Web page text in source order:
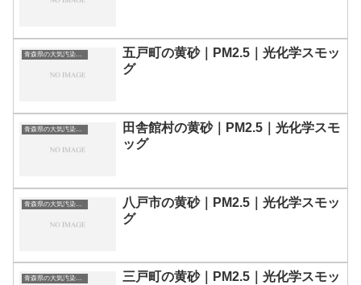
青森県の大気汚染・PM2.5・黄砂・エアロゾルの数値
五戸町の黄砂｜PM2.5｜光化学スモッ
グ
青森県の大気汚染・PM2.5・黄砂・エアロゾルの数値
田舎館村の黄砂｜PM2.5｜光化学スモ
ッグ
青森県の大気汚染・PM2.5・黄砂・エアロゾルの数値
八戸市の黄砂｜PM2.5｜光化学スモッ
グ
青森県の大気汚染・PM2.5・黄砂・エアロゾルの数値
三戸町の黄砂｜PM2.5｜光化学スモッ